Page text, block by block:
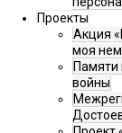
Проекты
Акция
моя
Памяти
войны